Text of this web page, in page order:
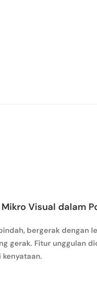
Mikro Visual dalam
bergerak dengan
gerak. Fitur unggulan